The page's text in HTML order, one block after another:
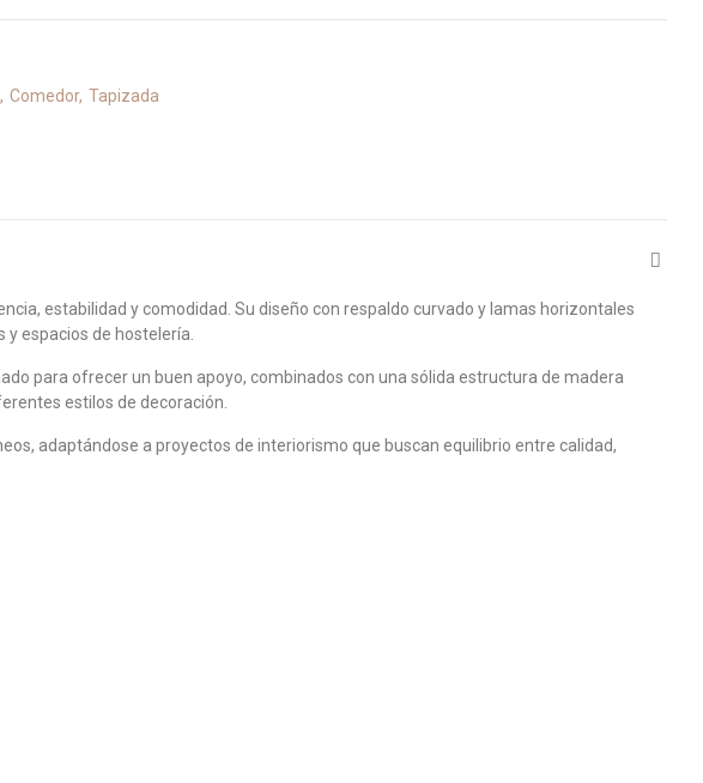
Comedor Tapizada
estabilidad y comodidad. Su diseño con respaldo curvado y lamas horizontales
espacios de hostelería.
para ofrecer un buen apoyo, combinados con una sólida estructura de madera
estilos de decoración.
adaptándose a proyectos de interiorismo que buscan equilibrio entre calidad,